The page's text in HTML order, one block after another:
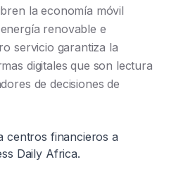
la economía móvil
renovable e
servicio garantiza la
digitales que son lectura
de decisiones de
centros financieros a
Daily Africa.